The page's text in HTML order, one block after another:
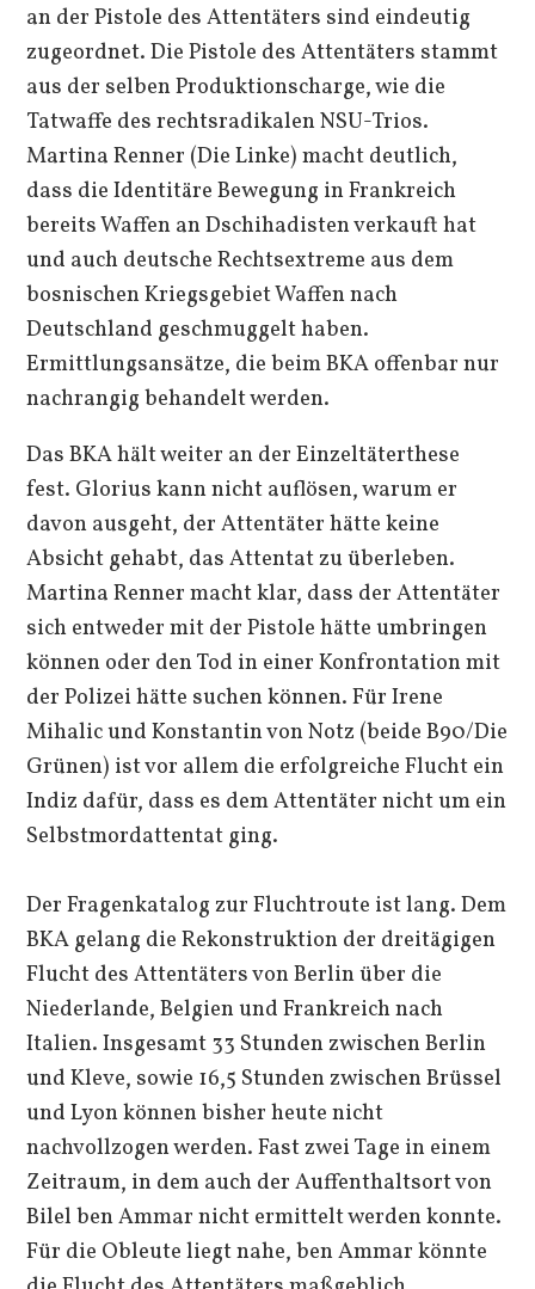
an der Pistole des Attentäters sind eindeutig
zugeordnet. Die Pistole des Attentäters stammt
aus der selben Produktionscharge, wie die
Tatwaffe des rechtsradikalen NSU-Trios.
Martina Renner (Die Linke) macht deutlich,
dass die Identitäre Bewegung in Frankreich
bereits Waffen an Dschihadisten verkauft hat
und auch deutsche Rechtsextreme aus dem
bosnischen Kriegsgebiet Waffen nach
Deutschland geschmuggelt haben.
Ermittlungsansätze, die beim BKA offenbar nur
nachrangig behandelt werden.
Das BKA hält weiter an der Einzeltäterthese
fest. Glorius kann nicht auflösen, warum er
davon ausgeht, der Attentäter hätte keine
Absicht gehabt, das Attentat zu überleben.
Martina Renner macht klar, dass der Attentäter
sich entweder mit der Pistole hätte umbringen
können oder den Tod in einer Konfrontation mit
der Polizei hätte suchen können. Für Irene
Mihalic und Konstantin von Notz (beide B90/Die
Grünen) ist vor allem die erfolgreiche Flucht ein
Indiz dafür, dass es dem Attentäter nicht um ein
Selbstmordattentat ging.
Der Fragenkatalog zur Fluchtroute ist lang. Dem
BKA gelang die Rekonstruktion der dreitägigen
Flucht des Attentäters von Berlin über die
Niederlande, Belgien und Frankreich nach
Italien. Insgesamt 33 Stunden zwischen Berlin
und Kleve, sowie 16,5 Stunden zwischen Brüssel
und Lyon können bisher heute nicht
nachvollzogen werden. Fast zwei Tage in einem
Zeitraum, in dem auch der Auffenthaltsort von
Bilel ben Ammar nicht ermittelt werden konnte.
Für die Obleute liegt nahe, ben Ammar könnte